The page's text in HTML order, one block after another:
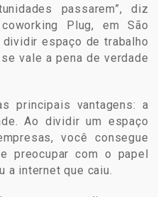
passarem”, diz
Plug, em São
espaço de trabalho
vale a pena de verdade
principais vantagens: a
Ao dividir um espaço
você consegue
preocupar com o papel
a internet que caiu.